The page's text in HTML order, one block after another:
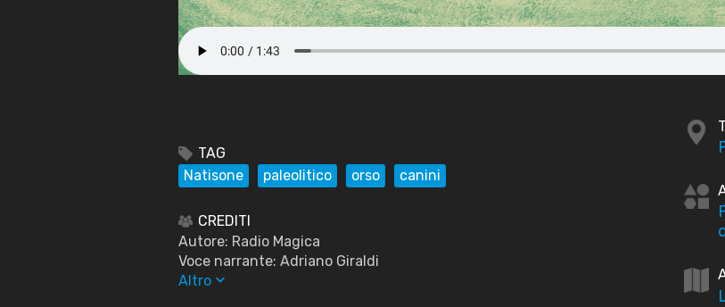
TAG
Natisone
paleolitico orso canini
CREDITI
Autore: Radio Magica
Voce narrante: Adriano Giraldi
Altrokeyboard_arrow_down